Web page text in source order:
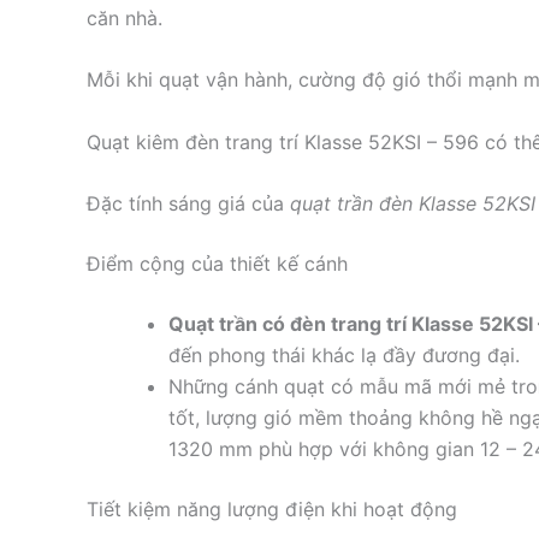
căn nhà.
Mỗi khi quạt vận hành, cường độ gió thổi mạnh
Quạt kiêm đèn trang trí Klasse 52KSI – 596 có
Đặc tính sáng giá của quạt trần đèn Klasse
Điểm cộng của thiết kế cánh
Quạt trần có đèn trang trí Klasse 52KSI
đến phong thái khác lạ đầy đương đại.
Những cánh quạt có mẫu mã mới mẻ
tốt, lượng gió mềm thoảng không hề
1320 mm phù hợp với không gian 12 –
Tiết kiệm năng lượng điện khi hoạt động